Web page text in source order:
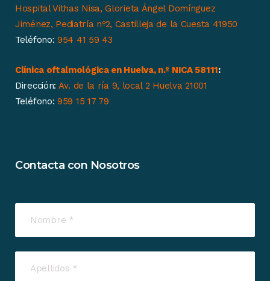
Hospital Vithas Nisa, Glorieta Ángel Domínguez
Jiménez, Pediatría nº2, Castilleja de la Cuesta 41950
Teléfono: 954 41 59 43
Clínica oftalmológica en Huelva, n.º NICA 58111:
Dirección: Av. de la ría 9, local 2 Huelva 21001
Teléfono: 959 15 17 79
Contacta con Nosotros